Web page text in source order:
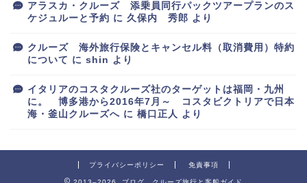
アラスカ・クルーズ 添乗員同行パックツアープランのス
ケジュルーと予約 に 久保内 秀郎 より
クルーズ 海外旅行保険とキャンセル料（取消費用）特約
について に shin より
イタリアのコスタクルーズ社のターゲットは福岡・九州
に。 博多港から2016年7月～ コスタビクトリアで日本
海・釜山クルーズへ に 橋口正人 より
プライバシーポリシー 免責事項